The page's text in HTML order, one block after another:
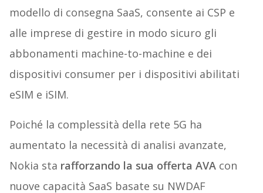
modello di consegna SaaS, consente ai CSP e
alle imprese di gestire in modo sicuro gli
abbonamenti machine-to-machine e dei
dispositivi consumer per i dispositivi abilitati
eSIM e iSIM.
Poiché la complessità della rete 5G ha
aumentato la necessità di analisi avanzate,
Nokia sta rafforzando la sua offerta AVAcon
nuove capacità SaaS basate su NWDAF